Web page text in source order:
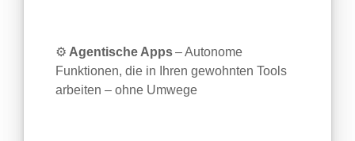
⚙️ Agentische Apps– Autonome
Funktionen, die in Ihren gewohnten Tools
arbeiten – ohne Umwege